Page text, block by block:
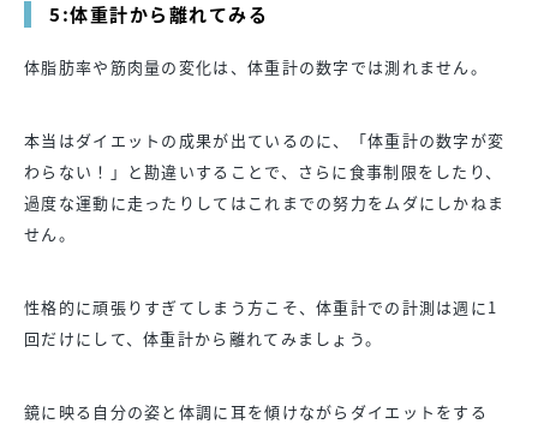
5:体重計から離れてみる
体脂肪率や筋肉量の変化は、体重計の数字では測れません。
本当はダイエットの成果が出ているのに、「体重計の数字が変
わらない！」と勘違いすることで、さらに食事制限をしたり、
過度な運動に走ったりしてはこれまでの努力をムダにしかねま
せん。
性格的に頑張りすぎてしまう方こそ、体重計での計測は週に1
回だけにして、体重計から離れてみましょう。
鏡に映る自分の姿と体調に耳を傾けながらダイエットをする